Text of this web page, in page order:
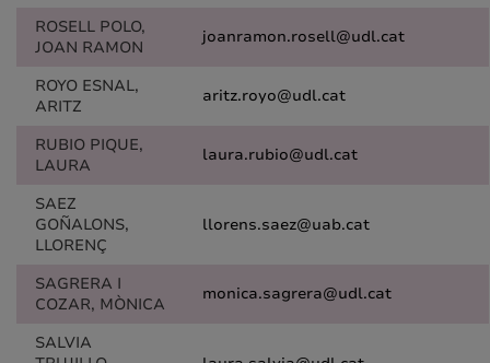
ROSELL POLO,
JOAN RAMON
joanramon.rosell@udl.cat
ROYO ESNAL,
ARITZ
aritz.royo@udl.cat
RUBIO PIQUE,
LAURA
laura.rubio@udl.cat
SAEZ
GOÑALONS,
LLORENÇ
llorens.saez@uab.cat
SAGRERA I
COZAR, MÒNICA
monica.sagrera@udl.cat
SALVIA